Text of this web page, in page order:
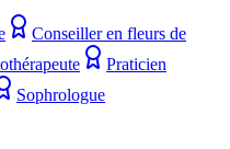
Conseiller en fleurs de
Praticien
Sophrologue